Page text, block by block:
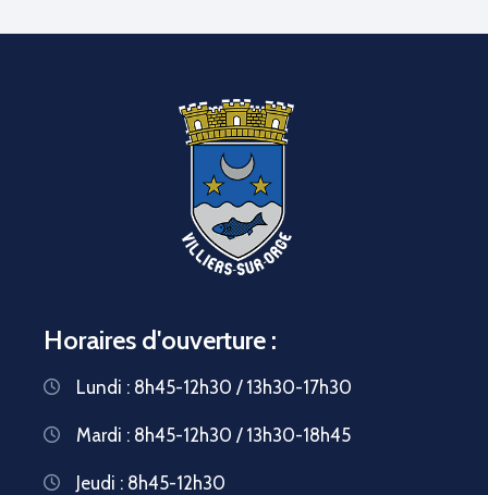
Horaires d'ouverture :
Lundi : 8h45-12h30 / 13h30-17h30
Mardi : 8h45-12h30 / 13h30-18h45
Jeudi : 8h45-12h30